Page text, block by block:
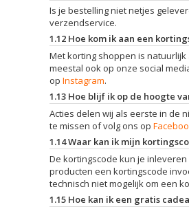
Is je bestelling niet netjes
verzendservice.
1.12 Hoe kom ik aan een
Met korting shoppen is
meestal ook op onze social
op Instagram.
1.13 Hoe blijf ik op de hoogte
Acties delen wij als eerste in de
te missen of volg ons op
1.14 Waar kan ik mijn
De kortingscode kun je
producten een kortingscode
technisch niet mogelijk om een
1.15 Hoe kan ik een gratis